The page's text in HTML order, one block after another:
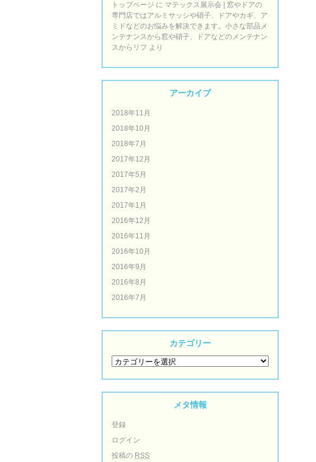
トップページ に マテックス展示会 | 窓やドアの
専門店ではアルミサッシや硝子、ドアやカギ、ア
ミドなどのお悩みを解決できます。小さな部品メ
ンテナンスから窓や硝子、ドアなどのメンテナン
スからリフ より
アーカイブ
2018年11月
2018年10月
2018年7月
2017年12月
2017年5月
2017年2月
2017年1月
2016年12月
2016年11月
2016年10月
2016年9月
2016年8月
2016年7月
カテゴリー
メタ情報
登録
ログイン
投稿の RSS